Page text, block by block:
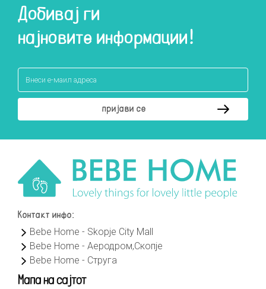
Добивај ги
најновите информации!
Контакт инфо:
Bebe Home - Skopje City Mall
Bebe Home - Аеродром,Скопје
Bebe Home - Струга
Мапа на сајтот